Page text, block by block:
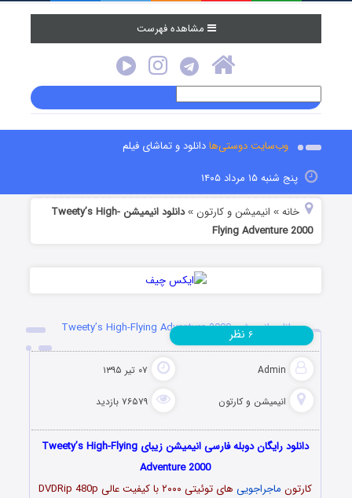
مشاهده فهرست
وب‌سایت دوستی‌هادانلود و تماشای فیلم
پنج شنبه ۱۵ مرداد ۱۴۰۵
خانه » انیمیشن و کارتون »
دانلود انیمیشن Tweety’s High-
Flying Adventure 2000
دانلود انیمیشن Tweety’s High-Flying Adventure 2000
Admin ۰۷ تیر ۱۳۹۵
انیمیشن و کارتون ۷۶۵۷۹ بازدید
۶ نظر
دانلود رایگان دوبله فارسی انیمیشن زیبای Tweety’s High-Flying
Adventure 2000
کارتون ماجراجویی های توئیتی ۲۰۰۰ با کیفیت عالی DVDRip 480p